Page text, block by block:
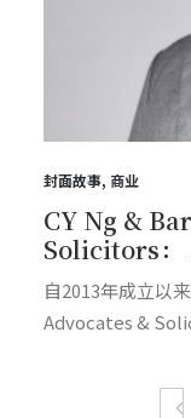
封面故事, 商业
CY Ng &
Solicitors：
自2013年成立以
Advocates &